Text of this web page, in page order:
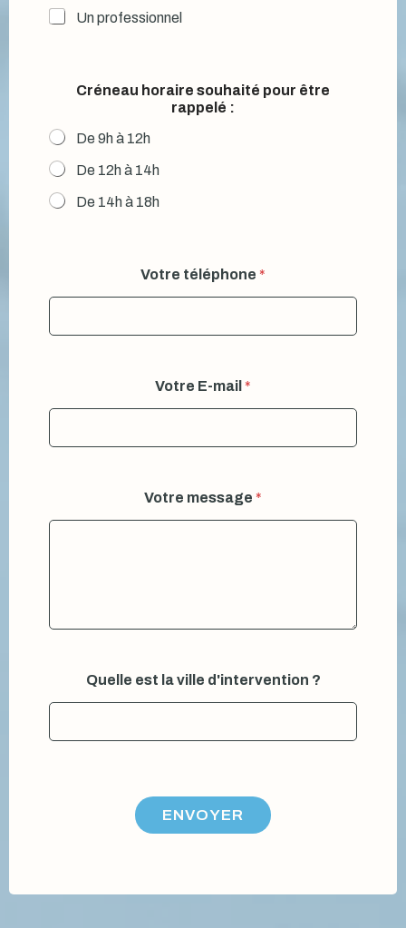
Un professionnel
Créneau horaire souhaité pour être
rappelé :
De 9h à 12h
De 12h à 14h
De 14h à 18h
Votre téléphone *
Votre E-mail *
r
é
Votre message *
Quelle est la ville d'intervention ?
ENVOYER